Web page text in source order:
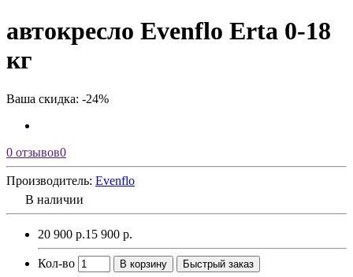
автокресло Evenflo Erta 0-18
кг
Ваша скидка: -24%
0 отзывов0
Производитель: Evenflo
В наличии
20 900 р.15 900 р.
Кол-во В корзину Быстрый заказ